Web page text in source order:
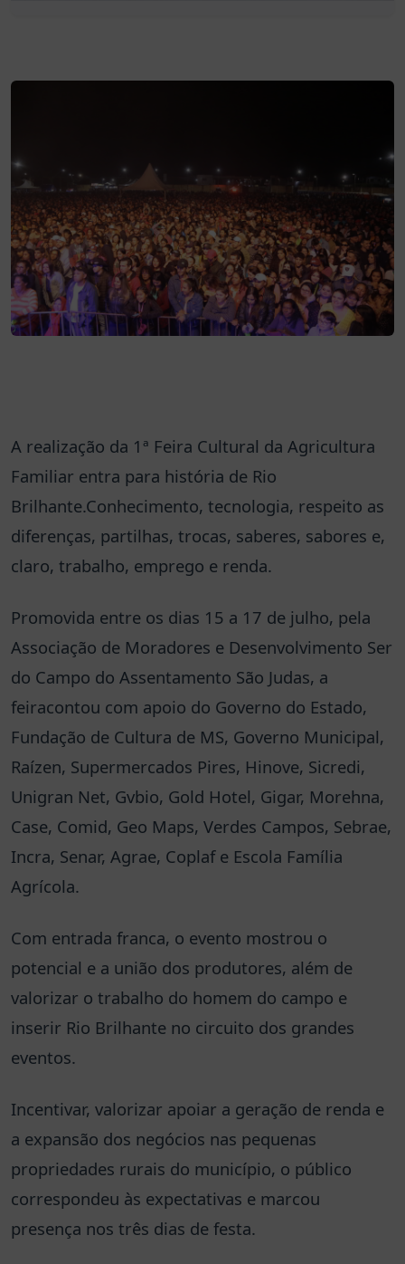
A realização da 1ª Feira Cultural da Agricultura
Familiar entra para história de Rio
Brilhante.Conhecimento, tecnologia, respeito as
diferenças, partilhas, trocas, saberes, sabores e,
claro, trabalho, emprego e renda.
Promovida entre os dias 15 a 17 de julho, pela
Associação de Moradores e Desenvolvimento Ser
do Campo do Assentamento São Judas, a
feiracontou com apoio do Governo do Estado,
Fundação de Cultura de MS, Governo Municipal,
Raízen, Supermercados Pires, Hinove, Sicredi,
Unigran Net, Gvbio, Gold Hotel, Gigar, Morehna,
Case, Comid, Geo Maps, Verdes Campos, Sebrae,
Incra, Senar, Agrae, Coplaf e Escola Família
Agrícola.
Com entrada franca, o evento mostrou o
potencial e a união dos produtores, além de
valorizar o trabalho do homem do campo e
inserir Rio Brilhante no circuito dos grandes
eventos.
Incentivar, valorizar apoiar a geração de renda e
a expansão dos negócios nas pequenas
propriedades rurais do município, o público
correspondeu às expectativas e marcou
presença nos três dias de festa.